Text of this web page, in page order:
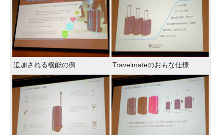
追加される機能の例 Travelmateのおもな仕様